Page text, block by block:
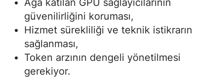
güvenilirliğini koruması,
Hizmet sürekliliği ve teknik istikrarın
sağlanması,
Token arzının dengeli yönetilmesi
gerekiyor.